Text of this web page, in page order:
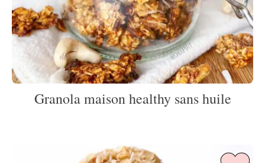
Granola maison healthy sans huile